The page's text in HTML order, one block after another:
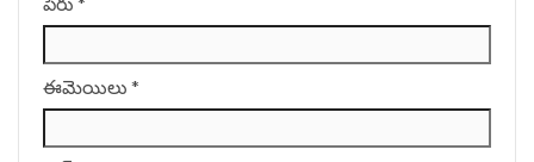
ఈమెయిలు *